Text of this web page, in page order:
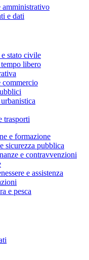
amministrativo
e dati
stato civile
libero
commercio
trasporti
e formazione
sicurezza pubblica
e contravvenzioni
e assistenza
e pesca